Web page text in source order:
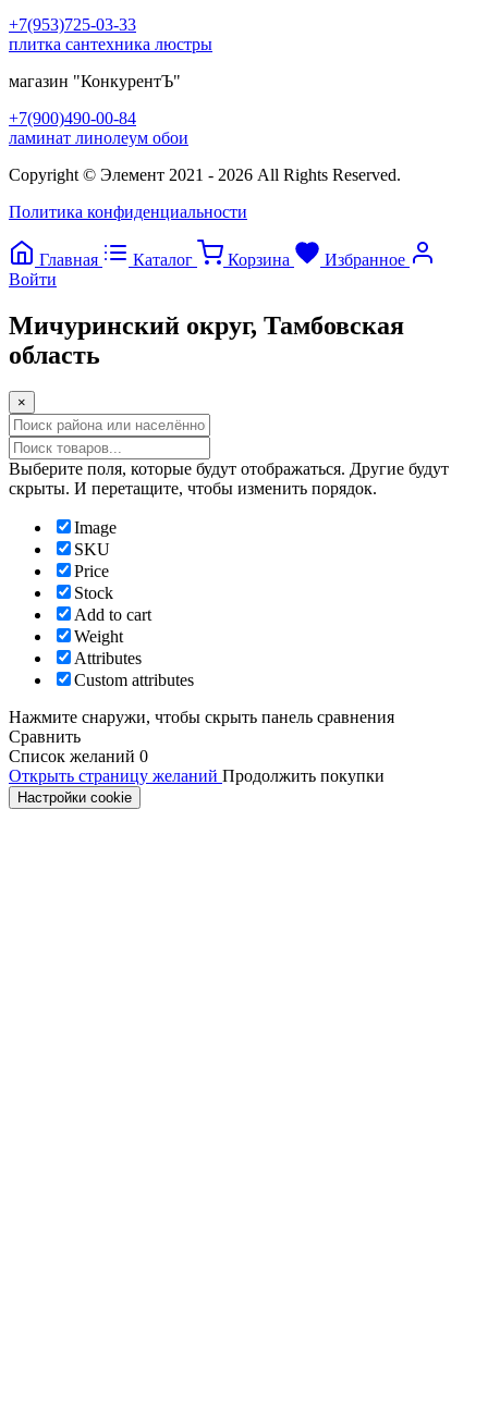
+7(953)725-03-33
плитка сантехника люстры
магазин "КонкурентЪ"
+7(900)490-00-84
ламинат линолеум обои
Copyright © Элемент 2021 - 2026 All Rights Reserved.
Политика конфиденциальности
Главная Каталог Корзина
Избранное
Войти
Мичуринский округ, Тамбовская
область
×
Прокрутка
вверх
Выберите поля, которые будут отображаться. Другие будут
скрыты. И перетащите, чтобы изменить порядок.
Image
SKU
Price
Stock
Add to cart
Weight
Attributes
Custom attributes
Нажмите снаружи, чтобы скрыть панель сравнения
Сравнить
Список желаний 0
Открыть страницу желаний Продолжить покупки
Настройки cookie